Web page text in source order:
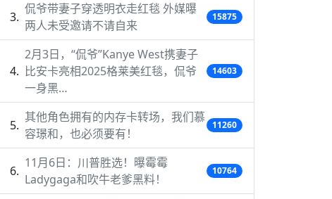
侃爷带妻子穿透明衣走红毯 外媒曝
两人未受邀请不请自来
15875
2月3日，“侃爷”Kanye West携妻子
比安卡亮相2025格莱美红毯，侃爷
一身黑…
14603
其他角色拥有的内存卡转场，我们慕
容璟和，也必须要有！
11260
11月6日：川普胜选！曝霉霉
Ladygaga和吹牛老爹黑料！
10764